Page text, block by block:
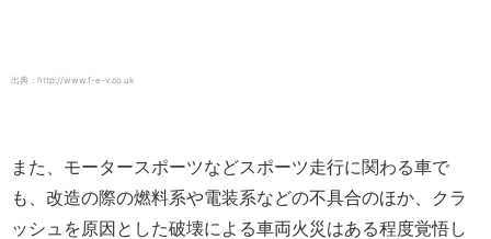
出典：http://www.f-e-v.co.uk
また、モータースポーツなどスポーツ走行に関わる車で
も、改造の際の燃料系や電装系などの不具合のほか、クラ
ッシュを原因とした破壊による車両火災はある程度覚悟し